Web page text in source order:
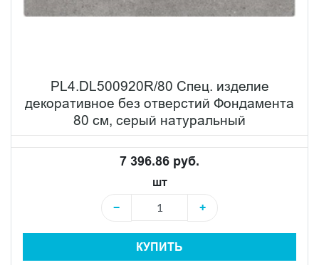
PL4.DL500920R/80 Спец. изделие
декоративное без отверстий Фондамента
80 см, серый натуральный
7 396.86 руб.
шт
−
+
КУПИТЬ